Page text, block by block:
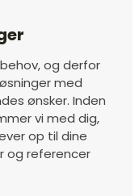
og derfor
med
ønsker. Inden
vi med dig,
op til dine
og referencer